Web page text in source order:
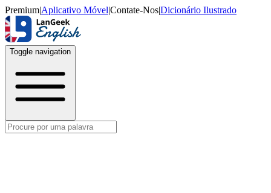
Premium|Aplicativo Móvel|Contate-Nos|Dicionário Ilustrado
Toggle navigation